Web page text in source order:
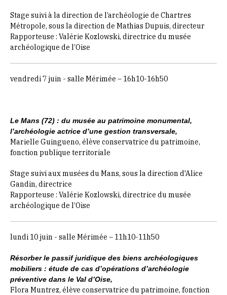
Stage suivi à la direction de l’archéologie de Chartres
Métropole, sous la direction de Mathias Dupuis, directeur
Rapporteuse : Valérie Kozlowski, directrice du musée
archéologique de l’Oise
vendredi 7 juin - salle Mérimée – 16h10-16h50
Le Mans (72) : du musée au patrimoine monumental,
l’archéologie actrice d’une gestion transversale,
Marielle Guingueno, élève conservatrice du patrimoine,
fonction publique territoriale
Stage suivi aux musées du Mans, sous la direction d'Alice
Gandin, directrice
Rapporteuse : Valérie Kozlowski, directrice du musée
archéologique de l’Oise
lundi 10 juin - salle Mérimée – 11h10-11h50
Résorber le passif juridique des biens archéologiques
mobiliers : étude de cas d’opérations d’archéologie
préventive dans le Val d’Oise,
Flora Muntrez, élève conservatrice du patrimoine, fonction